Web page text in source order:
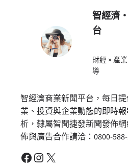
智經濟
台
財經 × 產
導
智經濟商業新聞平台，每日
業、投資與企業動態的即時
析，隸屬智聞捷發新聞發佈
佈與廣告合作請洽：0800-588-
Facebook Instagram X